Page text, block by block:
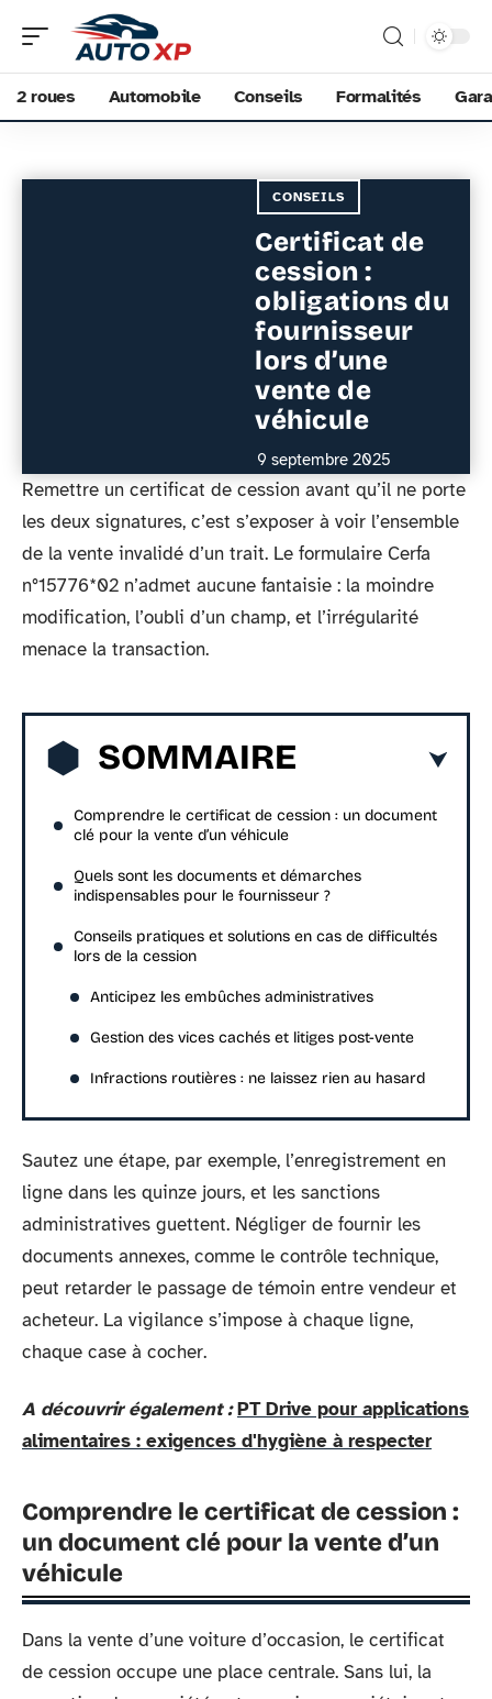
2 roues Automobile Conseils Formalités
CONSEILS
Certificat de
cession :
obligations du
fournisseur
lors d’une
vente de
véhicule
9 septembre 2025
Remettre un certificat de cession avant qu’il ne porte
les deux signatures, c’est s’exposer à voir l’ensemble
de la vente invalidé d’un trait. Le formulaire Cerfa
n°15776*02 n’admet aucune fantaisie : la moindre
modification, l’oubli d’un champ, et l’irrégularité
menace la transaction.
SOMMAIRE
Comprendre le certificat de cession : un document
clé pour la vente d’un véhicule
Quels sont les documents et démarches
indispensables pour le fournisseur ?
Conseils pratiques et solutions en cas de difficultés
lors de la cession
Anticipez les embûches administratives
Gestion des vices cachés et litiges post-vente
Infractions routières : ne laissez rien au hasard
Sautez une étape, par exemple, l’enregistrement en
ligne dans les quinze jours, et les sanctions
administratives guettent. Négliger de fournir les
documents annexes, comme le contrôle technique,
peut retarder le passage de témoin entre vendeur et
acheteur. La vigilance s’impose à chaque ligne,
chaque case à cocher.
A découvrir également : PT Drive pour applications
alimentaires : exigences d'hygiène à respecter
Comprendre le certificat de cession :
un document clé pour la vente d’un
véhicule
Dans la vente d’une voiture d’occasion, le certificat
de cession occupe une place centrale. Sans lui, la